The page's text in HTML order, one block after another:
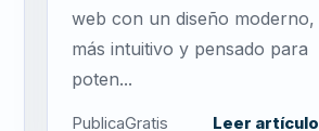
web con un diseño moderno,
más intuitivo y pensado para
poten...
PublicaGratis Leer artículo